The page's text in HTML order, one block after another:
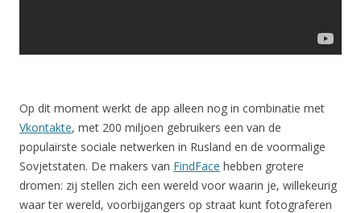
Op dit moment werkt de app alleen nog in combinatie met
Vkontakte, met 200 miljoen gebruikers een van de
populairste sociale netwerken in Rusland en de voormalige
Sovjetstaten. De makers van FindFace hebben grotere
dromen: zij stellen zich een wereld voor waarin je, willekeurig
waar ter wereld, voorbijgangers op straat kunt fotograferen